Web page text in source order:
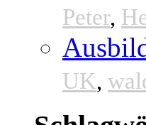
Peter,
UK,